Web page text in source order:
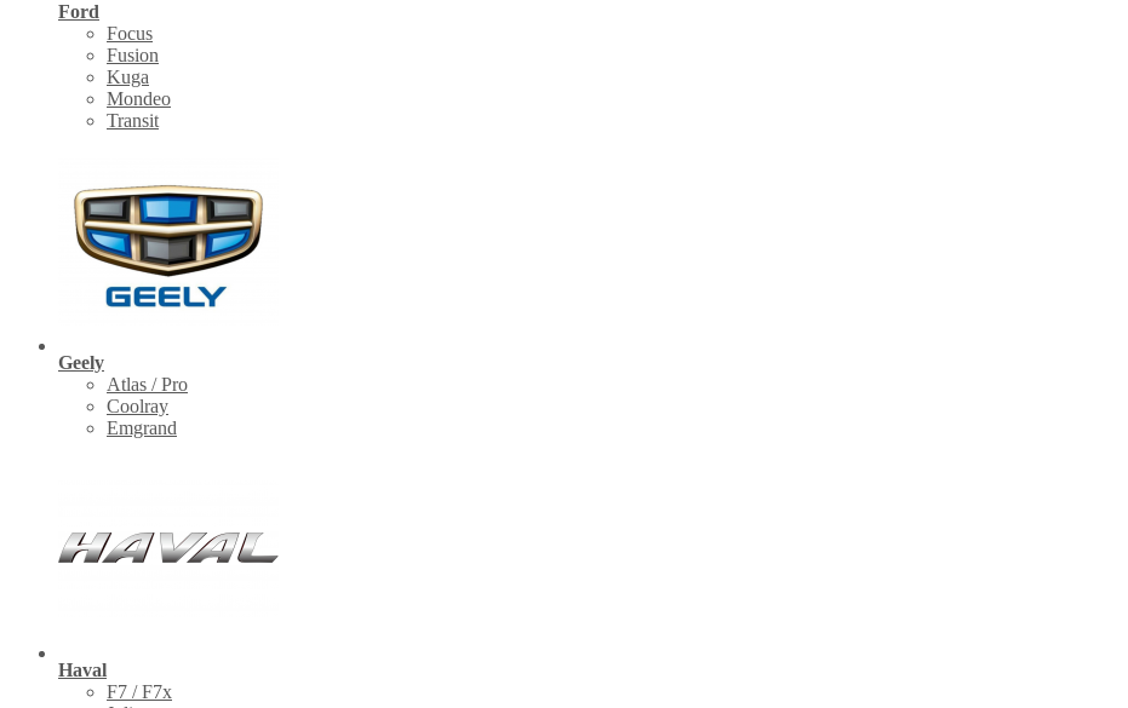
Ford
Focus
Fusion
Kuga
Mondeo
Transit
Geely
Atlas / Pro
Coolray
Emgrand
Haval
F7 / F7x